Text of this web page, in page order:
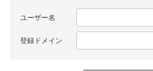
ユーザー名
登録ドメイン